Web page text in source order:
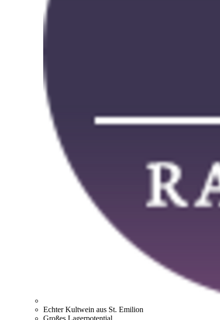
Echter Kultwein aus St. Emilion
Großes Lagerpotential